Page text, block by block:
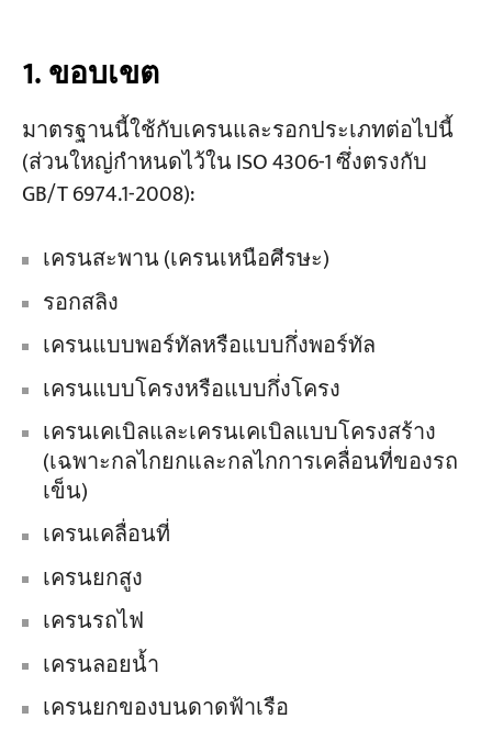
1. ขอบเขต
มาตรฐานนี้ใช้กับเครนและรอกประเภทต่อไปนี้
(ส่วนใหญ่กำหนดไว้ใน ISO 4306-1 ซึ่งตรงกับ
GB/T 6974.1-2008):
เครนสะพาน (เครนเหนือศีรษะ)
รอกสลิง
เครนแบบพอร์ทัลหรือแบบกึ่งพอร์ทัล
เครนแบบโครงหรือแบบกึ่งโครง
เครนเคเบิลและเครนเคเบิลแบบโครงสร้าง
(เฉพาะกลไกยกและกลไกการเคลื่อนที่ของรถ
เข็น)
เครนเคลื่อนที่
เครนยกสูง
เครนรถไฟ
เครนลอยน้ำ
เครนยกของบนดาดฟ้าเรือ